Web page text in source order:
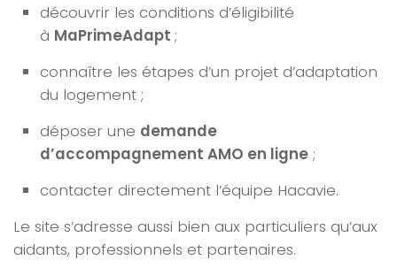
découvrir les conditions d’éligibilité
à MaPrimeAdapt ;
connaître les étapes d’un projet d’adaptation
du logement ;
déposer une demande
d’accompagnement AMO en ligne ;
contacter directement l’équipe Hacavie.
Le site s’adresse aussi bien aux particuliers qu’aux
aidants, professionnels et partenaires.